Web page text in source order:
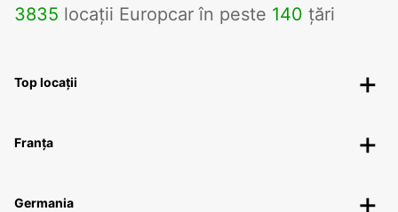
3835 locații Europcar în peste 140 țări
Top locații
Franța
Germania